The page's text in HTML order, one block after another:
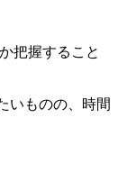
把握すること
いものの、時間